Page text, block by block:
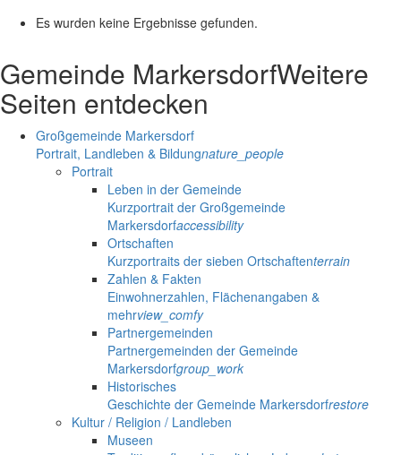
Es wurden keine Ergebnisse gefunden.
Gemeinde MarkersdorfWeitere
Seiten entdecken
Großgemeinde Markersdorf
Portrait, Landleben & Bildungnature_people
Portrait
Leben in der Gemeinde
Kurzportrait der Großgemeinde
Markersdorfaccessibility
Ortschaften
Kurzportraits der sieben Ortschaftenterrain
Zahlen & Fakten
Einwohnerzahlen, Flächenangaben &
mehrview_comfy
Partnergemeinden
Partnergemeinden der Gemeinde
Markersdorfgroup_work
Historisches
Geschichte der Gemeinde Markersdorfrestore
Kultur / Religion / Landleben
Museen